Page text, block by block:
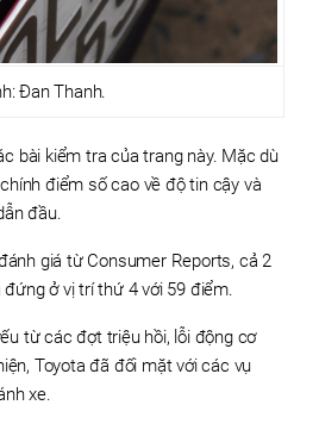
Đan Thanh.
bài kiểm tra của trang này. Mặc dù
điểm số cao về độ tin cậy và
đầu.
giá từ Consumer Reports, cả 2
ở vị trí thứ 4 với 59 điểm.
từ các đợt triệu hồi, lỗi động cơ
Toyota đã đối mặt với các vụ
xe.